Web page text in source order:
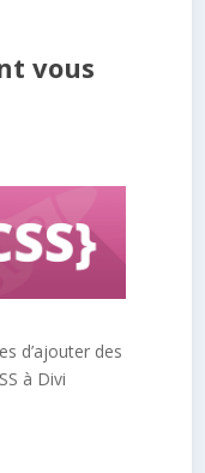
vous
d’ajouter des
à Divi